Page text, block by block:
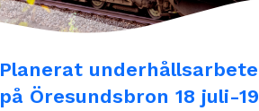
Planerat underhållsarbete
på Öresundsbron 18 juli-19